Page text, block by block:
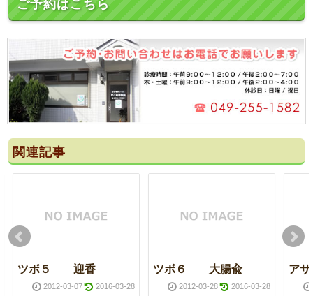
ご予約はこちら
関連記事
ツボ５ 迎香
2012-03-07 2016-03-28
ツボ６ 大腸兪
2012-03-28 2016-03-28
ア